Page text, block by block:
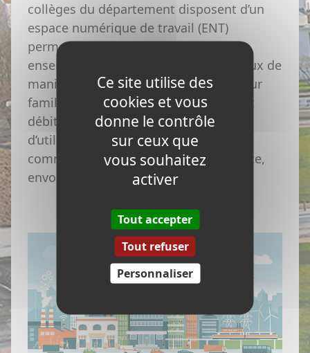
collèges du département disposent d’un
espace numérique de travail (ENT)
permettant aux élèves, parents et
enseignants de communiquer entre eux de
manière sécurisée depuis un ordinateur
familial. La généralisation du très haut
débit permettra aux établissements
d’utiliser de nouveaux moyens de
communication : vidéo, visioconférence,
envoi de fichiers volumineux…
Ce site utilise des
cookies et vous
donne le contrôle
sur ceux que
vous souhaitez
activer
Tout accepter
Tout refuser
Personnaliser